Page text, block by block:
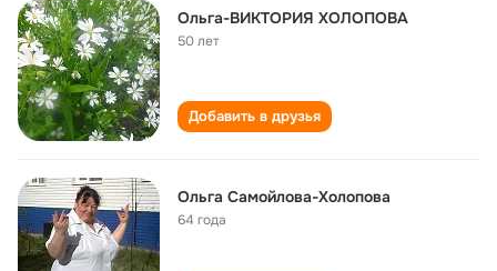
Ольга-ВИКТОРИЯ ХОЛОПОВА
50 лет
Добавить в друзья
Ольга Самойлова-Холопова
64 года